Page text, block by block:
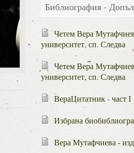
Библиография -
Четем Вера
университет, сп. Следва
Четем Вера
университет, сп. Следва
ВераЦитатник - част І
Избрана
Вера Мутафчиева -